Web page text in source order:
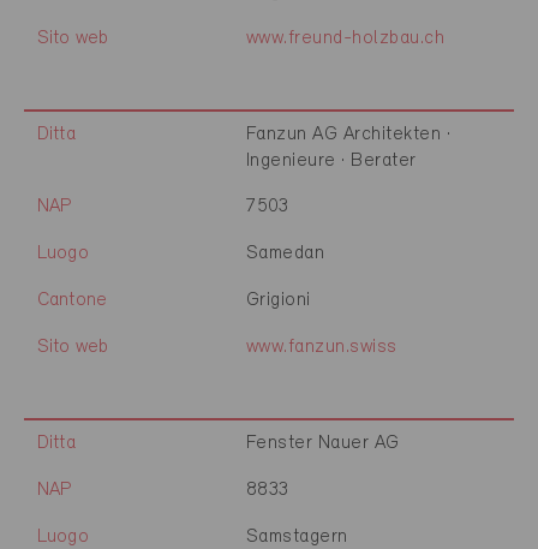
Sito web www.freund-holzbau.ch
Ditta
Fanzun AG Architekten ·
Ingenieure · Berater
NAP 7503
Luogo Samedan
Cantone Grigioni
Sito web www.fanzun.swiss
Ditta Fenster Nauer AG
NAP 8833
Luogo Samstagern